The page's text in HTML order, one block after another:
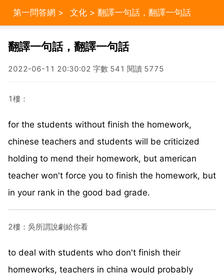
第一問答網 > 文化 > 翻譯一句話，翻譯一句話
翻譯一句話，翻譯一句話
2022-06-11 20:30:02 字數 541 閱讀 5775
1樓：
for the students without finish the homework,
chinese teachers and students will be criticized
holding to mend their homework, but american
teacher won't force you to finish the homework, but
in your rank in the good bad grade.
2樓：吳所謂說劇給你看
to deal with students who don't finish their
homeworks, teachers in china would probably